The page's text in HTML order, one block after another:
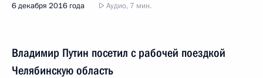
6 декабря 2016 года Аудио, 7 мин.
Владимир Путин посетил с рабочей поездкой
Челябинскую область